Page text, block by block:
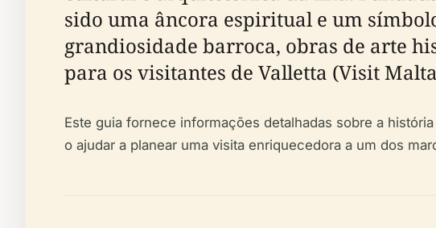
sido uma âncora espiritual e um
grandiosidade barroca, obras de arte
para os visitantes de Valletta (Visit
Este guia fornece informações detalhadas sobre a
o ajudar a planear uma visita enriquecedora a um dos